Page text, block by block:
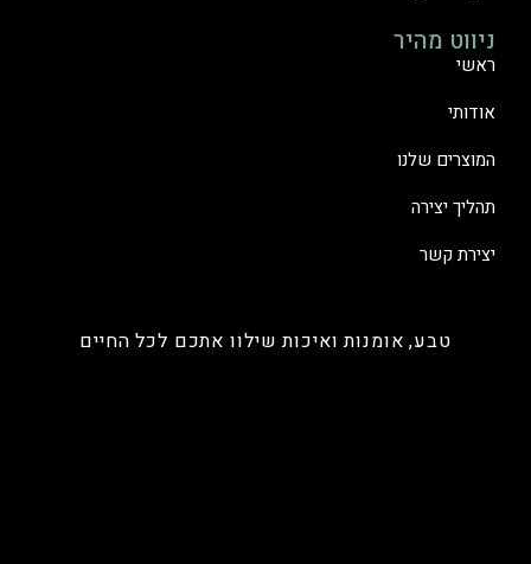
טבע, אומנות ואיכות שילוו אתכם לכל החיים
ניווט מהיר
ראשי
אודותי
המוצרים שלנו
תהליך יצירה
יצירת קשר